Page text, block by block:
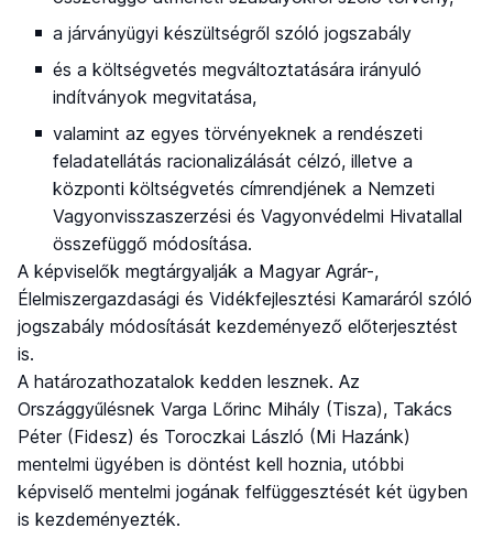
a járványügyi készültségről szóló jogszabály
és a költségvetés megváltoztatására irányuló
indítványok megvitatása,
valamint az egyes törvényeknek a rendészeti
feladatellátás racionalizálását célzó, illetve a
központi költségvetés címrendjének a Nemzeti
Vagyonvisszaszerzési és Vagyonvédelmi Hivatallal
összefüggő módosítása.
A képviselők megtárgyalják a Magyar Agrár-,
Élelmiszergazdasági és Vidékfejlesztési Kamaráról szóló
jogszabály módosítását kezdeményező előterjesztést
is.
A határozathozatalok kedden lesznek. Az
Országgyűlésnek Varga Lőrinc Mihály (Tisza), Takács
Péter (Fidesz) és Toroczkai László (Mi Hazánk)
mentelmi ügyében is döntést kell hoznia, utóbbi
képviselő mentelmi jogának felfüggesztését két ügyben
is kezdeményezték.